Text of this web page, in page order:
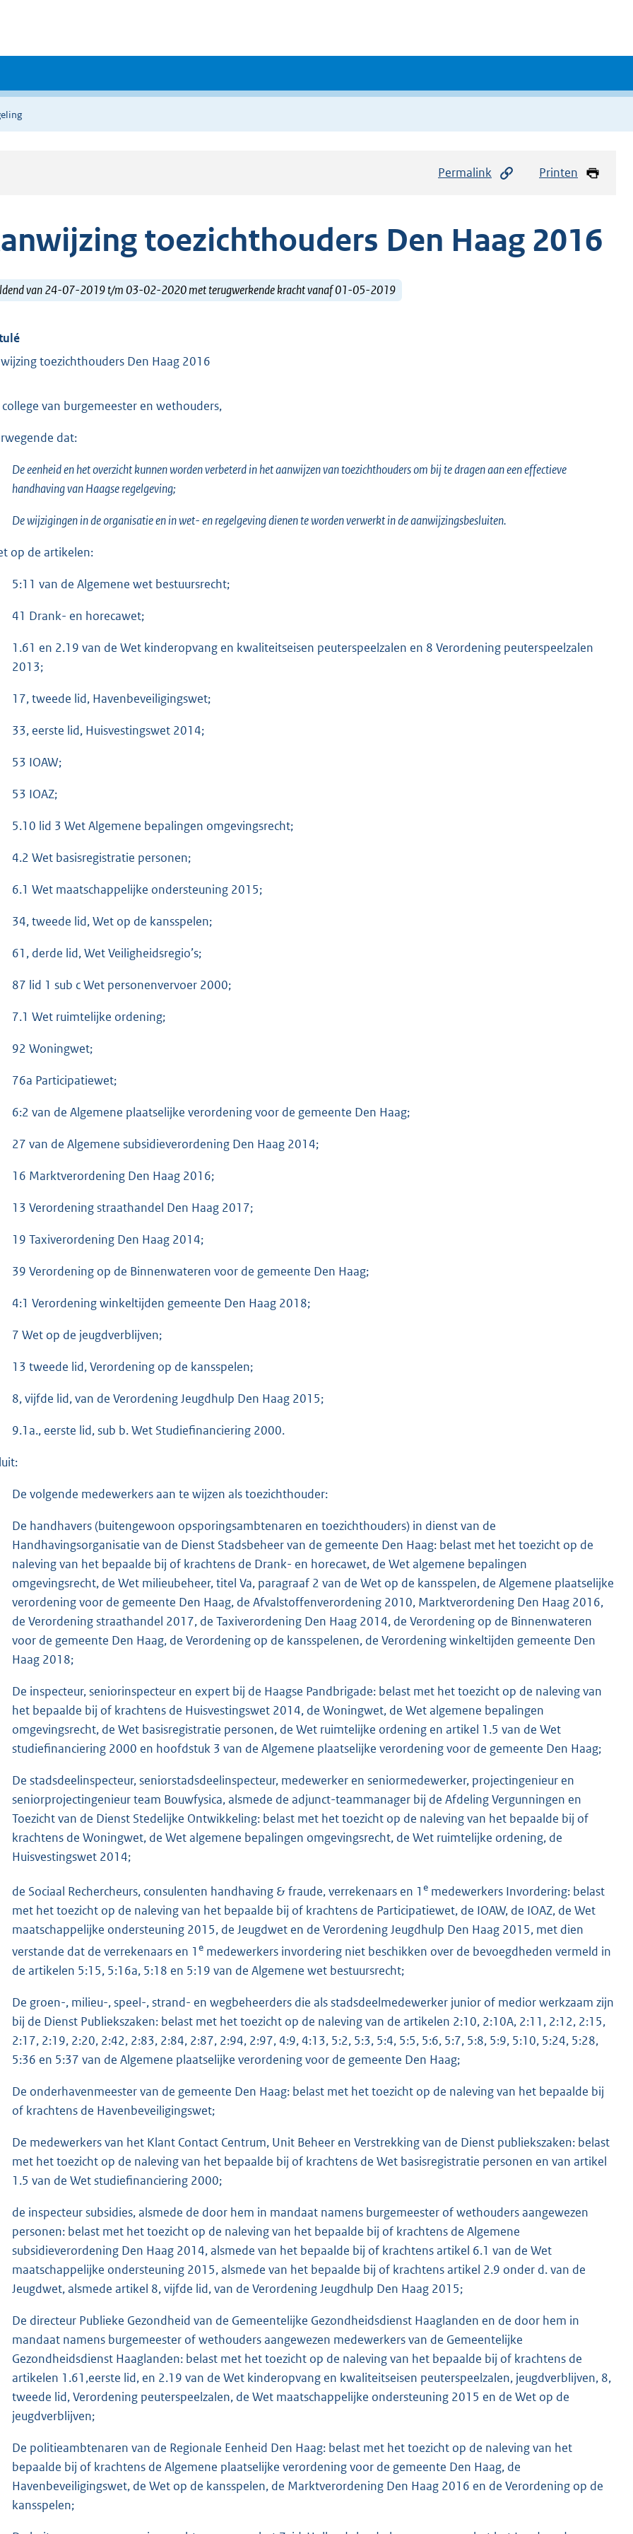
Permalink Printen
toezichthouders Den Haag 2016
van 24-07-2019 t/m 03-02-2020 met terugwerkende kracht vanaf 01-05-2019
toezichthouders Den Haag 2016
van burgemeester en wethouders,
dat:
De eenheid en het overzicht kunnen worden verbeterd in het aanwijzen van toezichthouders om bij te dragen aan een effectieve
handhaving van Haagse regelgeving;
De wijzigingen in de organisatie en in wet- en regelgeving dienen te worden verwerkt in de aanwijzingsbesluiten.
op de artikelen:
5:11 van de Algemene wet bestuursrecht;
41 Drank- en horecawet;
1.61 en 2.19 van de Wet kinderopvang en kwaliteitseisen peuterspeelzalen en 8 Verordening peuterspeelzalen
2013;
17, tweede lid, Havenbeveiligingswet;
33, eerste lid, Huisvestingswet 2014;
53 IOAW;
53 IOAZ;
5.10 lid 3 Wet Algemene bepalingen omgevingsrecht;
4.2 Wet basisregistratie personen;
6.1 Wet maatschappelijke ondersteuning 2015;
34, tweede lid, Wet op de kansspelen;
61, derde lid, Wet Veiligheidsregio’s;
87 lid 1 sub c Wet personenvervoer 2000;
7.1 Wet ruimtelijke ordening;
92 Woningwet;
76a Participatiewet;
6:2 van de Algemene plaatselijke verordening voor de gemeente Den Haag;
27 van de Algemene subsidieverordening Den Haag 2014;
16 Marktverordening Den Haag 2016;
13 Verordening straathandel Den Haag 2017;
19 Taxiverordening Den Haag 2014;
39 Verordening op de Binnenwateren voor de gemeente Den Haag;
4:1 Verordening winkeltijden gemeente Den Haag 2018;
7 Wet op de jeugdverblijven;
13 tweede lid, Verordening op de kansspelen;
8, vijfde lid, van de Verordening Jeugdhulp Den Haag 2015;
9.1a., eerste lid, sub b. Wet Studiefinanciering 2000.
De volgende medewerkers aan te wijzen als toezichthouder:
De handhavers (buitengewoon opsporingsambtenaren en toezichthouders) in dienst van de
Handhavingsorganisatie van de Dienst Stadsbeheer van de gemeente Den Haag: belast met het toezicht op de
naleving van het bepaalde bij of krachtens de Drank- en horecawet, de Wet algemene bepalingen
omgevingsrecht, de Wet milieubeheer, titel Va, paragraaf 2 van de Wet op de kansspelen, de Algemene plaatselijke
verordening voor de gemeente Den Haag, de Afvalstoffenverordening 2010, Marktverordening Den Haag 2016,
de Verordening straathandel 2017, de Taxiverordening Den Haag 2014, de Verordening op de Binnenwateren
voor de gemeente Den Haag, de Verordening op de kansspelenen, de Verordening winkeltijden gemeente Den
Haag 2018;
De inspecteur, seniorinspecteur en expert bij de Haagse Pandbrigade: belast met het toezicht op de naleving van
het bepaalde bij of krachtens de Huisvestingswet 2014, de Woningwet, de Wet algemene bepalingen
omgevingsrecht, de Wet basisregistratie personen, de Wet ruimtelijke ordening en artikel 1.5 van de Wet
studiefinanciering 2000 en hoofdstuk 3 van de Algemene plaatselijke verordening voor de gemeente Den Haag;
De stadsdeelinspecteur, seniorstadsdeelinspecteur, medewerker en seniormedewerker, projectingenieur en
seniorprojectingenieur team Bouwfysica, alsmede de adjunct-teammanager bij de Afdeling Vergunningen en
Toezicht van de Dienst Stedelijke Ontwikkeling: belast met het toezicht op de naleving van het bepaalde bij of
krachtens de Woningwet, de Wet algemene bepalingen omgevingsrecht, de Wet ruimtelijke ordening, de
Huisvestingswet 2014;
de Sociaal Rechercheurs, consulenten handhaving & fraude, verrekenaars en 1 e medewerkers Invordering: belast
met het toezicht op de naleving van het bepaalde bij of krachtens de Participatiewet, de IOAW, de IOAZ, de Wet
maatschappelijke ondersteuning 2015, de Jeugdwet en de Verordening Jeugdhulp Den Haag 2015, met dien
verstande dat de verrekenaars en 1 e medewerkers invordering niet beschikken over de bevoegdheden vermeld in
de artikelen 5:15, 5:16a, 5:18 en 5:19 van de Algemene wet bestuursrecht;
De groen-, milieu-, speel-, strand- en wegbeheerders die als stadsdeelmedewerker junior of medior werkzaam zijn
bij de Dienst Publiekszaken: belast met het toezicht op de naleving van de artikelen 2:10, 2:10A, 2:11, 2:12, 2:15,
2:17, 2:19, 2:20, 2:42, 2:83, 2:84, 2:87, 2:94, 2:97, 4:9, 4:13, 5:2, 5:3, 5:4, 5:5, 5:6, 5:7, 5:8, 5:9, 5:10, 5:24, 5:28,
5:36 en 5:37 van de Algemene plaatselijke verordening voor de gemeente Den Haag;
De onderhavenmeester van de gemeente Den Haag: belast met het toezicht op de naleving van het bepaalde bij
of krachtens de Havenbeveiligingswet;
De medewerkers van het Klant Contact Centrum, Unit Beheer en Verstrekking van de Dienst publiekszaken: belast
met het toezicht op de naleving van het bepaalde bij of krachtens de Wet basisregistratie personen en van artikel
1.5 van de Wet studiefinanciering 2000;
de inspecteur subsidies, alsmede de door hem in mandaat namens burgemeester of wethouders aangewezen
personen: belast met het toezicht op de naleving van het bepaalde bij of krachtens de Algemene
subsidieverordening Den Haag 2014, alsmede van het bepaalde bij of krachtens artikel 6.1 van de Wet
maatschappelijke ondersteuning 2015, alsmede van het bepaalde bij of krachtens artikel 2.9 onder d. van de
Jeugdwet, alsmede artikel 8, vijfde lid, van de Verordening Jeugdhulp Den Haag 2015;
De directeur Publieke Gezondheid van de Gemeentelijke Gezondheidsdienst Haaglanden en de door hem in
mandaat namens burgemeester of wethouders aangewezen medewerkers van de Gemeentelijke
Gezondheidsdienst Haaglanden: belast met het toezicht op de naleving van het bepaalde bij of krachtens de
artikelen 1.61,eerste lid, en 2.19 van de Wet kinderopvang en kwaliteitseisen peuterspeelzalen, jeugdverblijven, 8,
tweede lid, Verordening peuterspeelzalen, de Wet maatschappelijke ondersteuning 2015 en de Wet op de
jeugdverblijven;
De politieambtenaren van de Regionale Eenheid Den Haag: belast met het toezicht op de naleving van het
bepaalde bij of krachtens de Algemene plaatselijke verordening voor de gemeente Den Haag, de
Havenbeveiligingswet, de Wet op de kansspelen, de Marktverordening Den Haag 2016 en de Verordening op de
kansspelen;